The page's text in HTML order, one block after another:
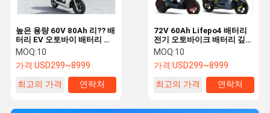
높은 용량 60V 80Ah 리?? 배
터리 EV 오토바이 배터리 사
용자 지정 디자인
MOQ:10
가격:USD299~8999
최고의 가격
연락처
72V 60Ah Lifepo4 배터리
전기 오토바이크 배터리 깊은
사이클 긴 수명 맞춤 제작
MOQ:10
가격:USD299~8999
최고의 가격
연락처